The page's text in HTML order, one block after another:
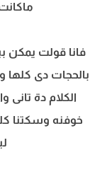
فانا قولت يمكن
بالحجات دى كلها
الكلام دة
خوفنه وسكتنا